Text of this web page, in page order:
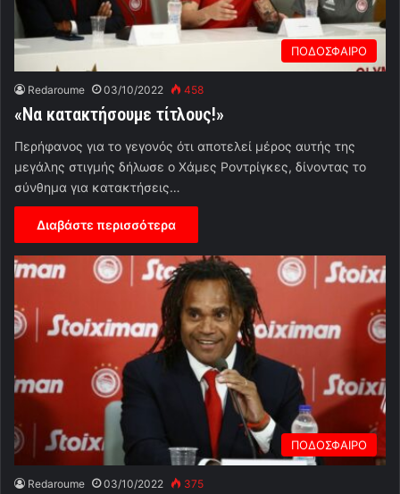
ΠΟΔΟΣΦΑΙΡΟ
Redaroume 03/10/2022 458
«Να κατακτήσουμε τίτλους!»
Περήφανος για το γεγονός ότι αποτελεί μέρος αυτής της
μεγάλης στιγμής δήλωσε ο Χάμες Ροντρίγκες, δίνοντας το
σύνθημα για κατακτήσεις…
Διαβάστε περισσότερα
ΠΟΔΟΣΦΑΙΡΟ
Redaroume 03/10/2022 375